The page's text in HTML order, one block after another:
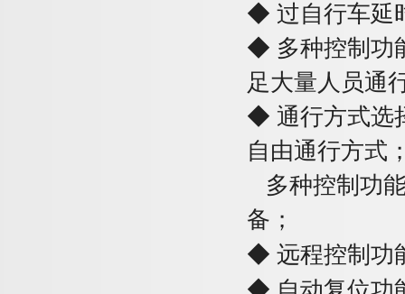
◆ 过自行车延
◆ 多种控制功
足大量人员通
◆ 通行方式选
自由通行方式
多种控制功
备；
◆ 远程控制功